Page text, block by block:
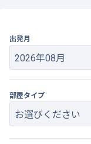
出発月
部屋タイプ